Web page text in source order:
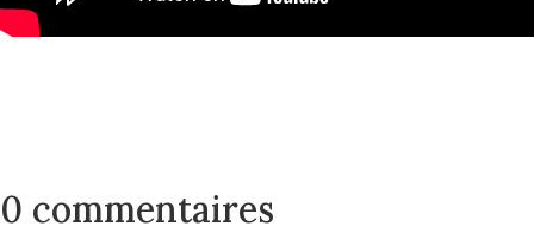
0 commentaires